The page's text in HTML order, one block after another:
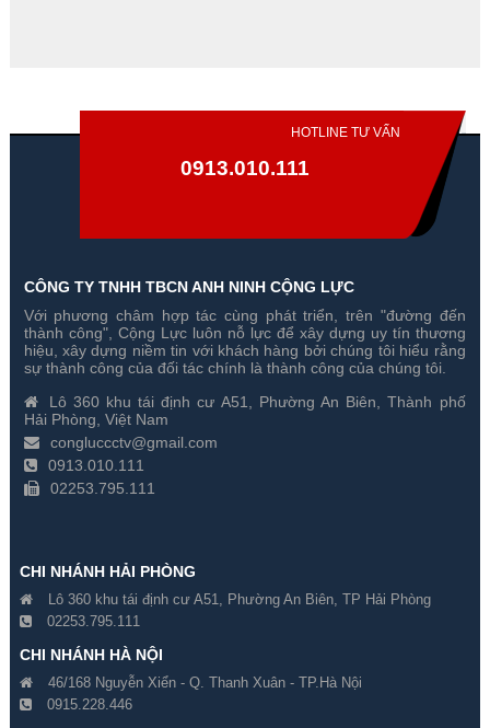
Camera phát hiện lửa kết hợp
AI 4MP HikFire HF-VR343
Gía hãng : ₫
₫
Camera giám sát nhiệt độ
Hikfire 4MP HF-VH243
Gía hãng : ₫
₫
HOTLINE TƯ VẤN
0913.010.111
CÔNG TY TNHH TBCN ANH NINH CỘNG LỰC
Với phương châm hợp tác cùng phát triển, trên "đường đến
thành công", Cộng Lực luôn nỗ lực để xây dựng uy tín thương
hiệu, xây dựng niềm tin với khách hàng bởi chúng tôi hiểu rằng
sự thành công của đối tác chính là thành công của chúng tôi.
Lô 360 khu tái định cư A51, Phường An Biên, Thành phố
Hải Phòng, Việt Nam
congluccctv@gmail.com
0913.010.111
02253.795.111
CHI NHÁNH HẢI PHÒNG
Lô 360 khu tái định cư A51, Phường An Biên, TP Hải Phòng
02253.795.111
CHI NHÁNH HÀ NỘI
46/168 Nguyễn Xiển - Q. Thanh Xuân - TP.Hà Nội
0915.228.446